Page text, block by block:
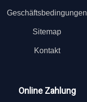
Geschäftsbedingungen
Sitemap
Kontakt
Online Zahlung